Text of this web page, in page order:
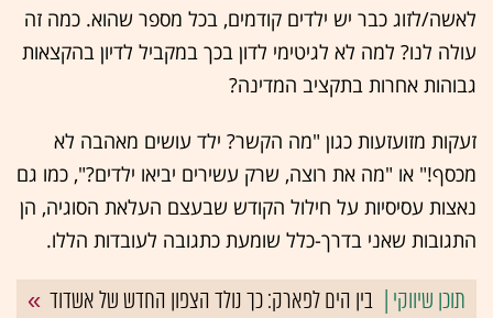
לאשה/לזוג כבר יש ילדים קודמים, בכל מספר שהוא. כמה זה
עולה לנו? למה לא לגיטימי לדון בכך במקביל לדיון בהקצאות
גבוהות אחרות בתקציב המדינה?
זעקות מזועזעות כגון "מה הקשר? ילד עושים מאהבה לא
מכסף!" או "מה את רוצה, שרק עשירים יביאו ילדים?", כמו גם
נאצות עסיסיות על חילול הקודש שבעצם העלאת הסוגיה, הן
התגובות שאני בדרך-כלל שומעת כתגובה לעובדות הללו.
בין הים לפארק: כך נולד הצפון החדש של אשדוד